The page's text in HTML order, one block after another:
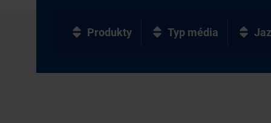
Produkty Typ média